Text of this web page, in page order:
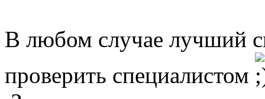
В любом случае лучший
проверить специалистом